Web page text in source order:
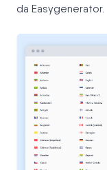
da Easygenerator.